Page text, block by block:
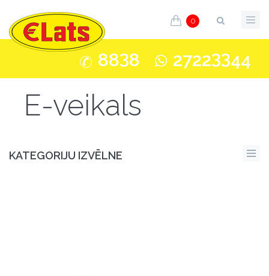
0
8838 27223344
E-veikals
KATEGORIJU IZVĒLNE